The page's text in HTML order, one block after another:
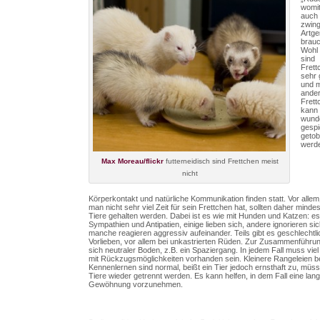
Max Moreau/flickrfutterneidisch sind Frettchen meist
nicht
auch
Wohl
sind
sehr
und
kann
Körperkontakt und natürliche Kommunikation finden statt. Vor
man nicht sehr viel Zeit für sein Frettchen hat, sollten daher
Tiere gehalten werden. Dabei ist es wie mit Hunden und Katzen:
Sympathien und Antipatien, einige lieben sich, andere ignorieren
manche reagieren aggressiv aufeinander. Teils gibt es
Vorlieben, vor allem bei unkastrierten Rüden. Zur
sich neutraler Boden, z.B. ein Spaziergang. In jedem Fall muss viel
mit Rückzugsmöglichkeiten vorhanden sein. Kleinere Rangeleien
Kennenlernen sind normal, beißt ein Tier jedoch ernsthaft zu,
Tiere wieder getrennt werden. Es kann helfen, in dem Fall eine
Gewöhnung vorzunehmen.